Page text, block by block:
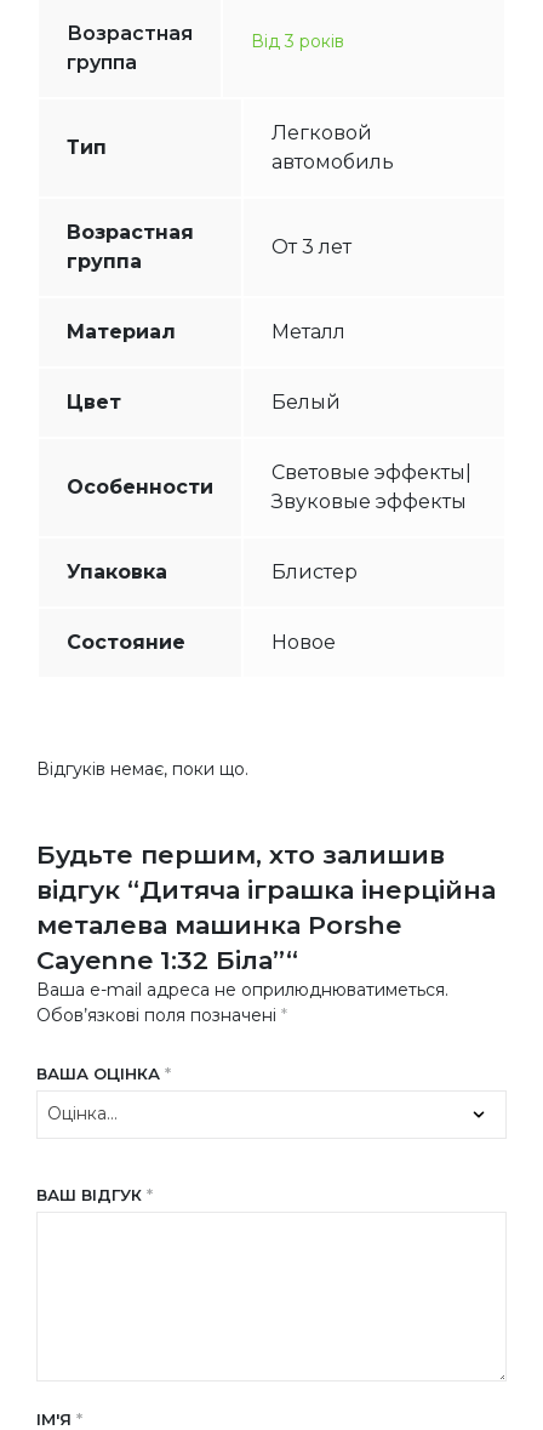
Возрастная
группа
Від 3 років
Тип
Легковой
автомобиль
Возрастная
группа
От 3 лет
Материал Металл
Цвет Белый
Особенности
Световые эффекты|
Звуковые эффекты
Упаковка Блистер
Состояние Новое
Відгуків немає, поки що.
Будьте першим, хто залишив
відгук “Дитяча іграшка інерційна
металева машинка Porshe
Cayenne 1:32 Біла”“
Ваша e-mail адреса не оприлюднюватиметься.
Обов’язкові поля позначені *
ВАША ОЦІНКА *
ВАШ ВІДГУК *
ІМ'Я *